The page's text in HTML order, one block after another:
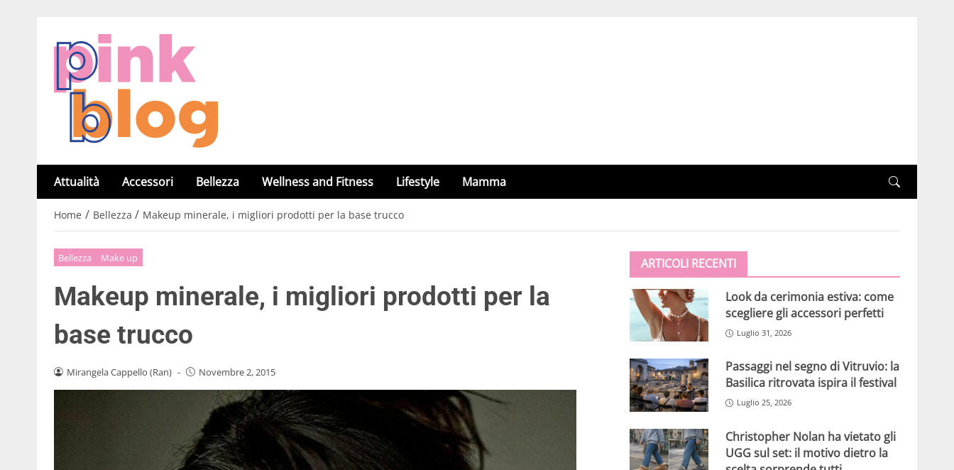
Attualità Accessori Bellezza Wellness and Fitness Lifestyle Mamma
Home / Bellezza / Makeup minerale, i migliori prodotti per la base trucco
Bellezza Make up
Makeup minerale, i migliori prodotti per la
base trucco
Mirangela Cappello (Ran) - Novembre 2, 2015
ARTICOLI RECENTI
Look da cerimonia estiva: come
scegliere gli accessori perfetti
Luglio 31, 2026
Passaggi nel segno di Vitruvio: la
Basilica ritrovata ispira il festival
Luglio 25, 2026
Christopher Nolan ha vietato gli
UGG sul set: il motivo dietro la